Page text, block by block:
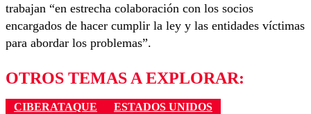
trabajan “en estrecha colaboración con los socios
encargados de hacer cumplir la ley y las entidades víctimas
para abordar los problemas”.
OTROS TEMAS A EXPLORAR:
CIBERATAQUE ESTADOS UNIDOS